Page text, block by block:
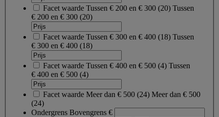
Facet waarde Tussen € 200 en € 300 (20) Tussen
€ 200 en € 300 (20)
Facet waarde Tussen € 300 en € 400 (18) Tussen
€ 300 en € 400 (18)
Facet waarde Tussen € 400 en € 500 (4) Tussen
€ 400 en € 500 (4)
Facet waarde Meer dan € 500 (24) Meer dan € 500
(24)
Ondergrens Bovengrens €